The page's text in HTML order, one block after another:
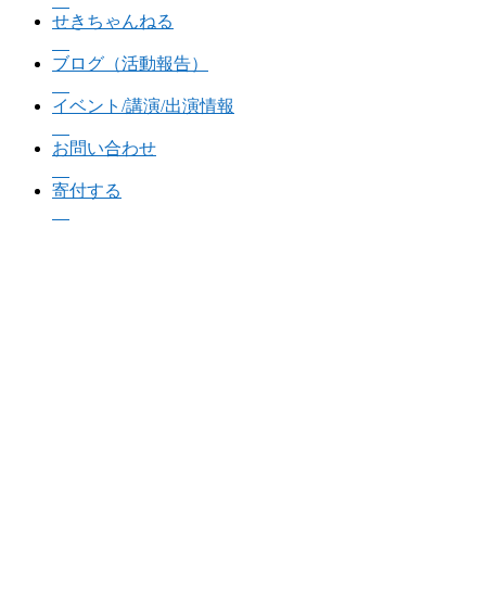
せきちゃんねる
ブログ（活動報告）
イベント/講演/出演情報
お問い合わせ
寄付する